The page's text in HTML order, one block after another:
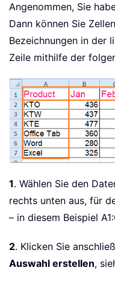
Angenommen, Sie
Dann können Sie
Bezeichnungen in der
Zeile mithilfe der
1. Wählen Sie den
rechts unten aus, für
– in diesem Beispiel
2. Klicken Sie
Auswahl erstellen,